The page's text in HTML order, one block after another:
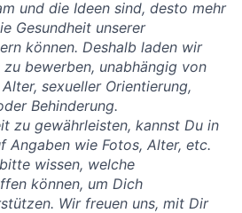
und die Ideen sind, desto mehr
Gesundheit unserer
können. Deshalb laden wir
bewerben, unabhängig von
sexueller Orientierung,
Behinderung.
zu gewährleisten, kannst Du in
Angaben wie Fotos, Alter, etc.
wissen, welche
können, um Dich
Wir freuen uns, mit Dir